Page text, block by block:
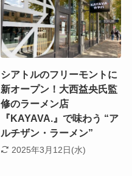
シアトルのフリーモントに
新オープン！大西益央氏監
修のラーメン店
『KAYAVA.』で味わう “ア
ルチザン・ラーメン”
2025年3月12日(水)